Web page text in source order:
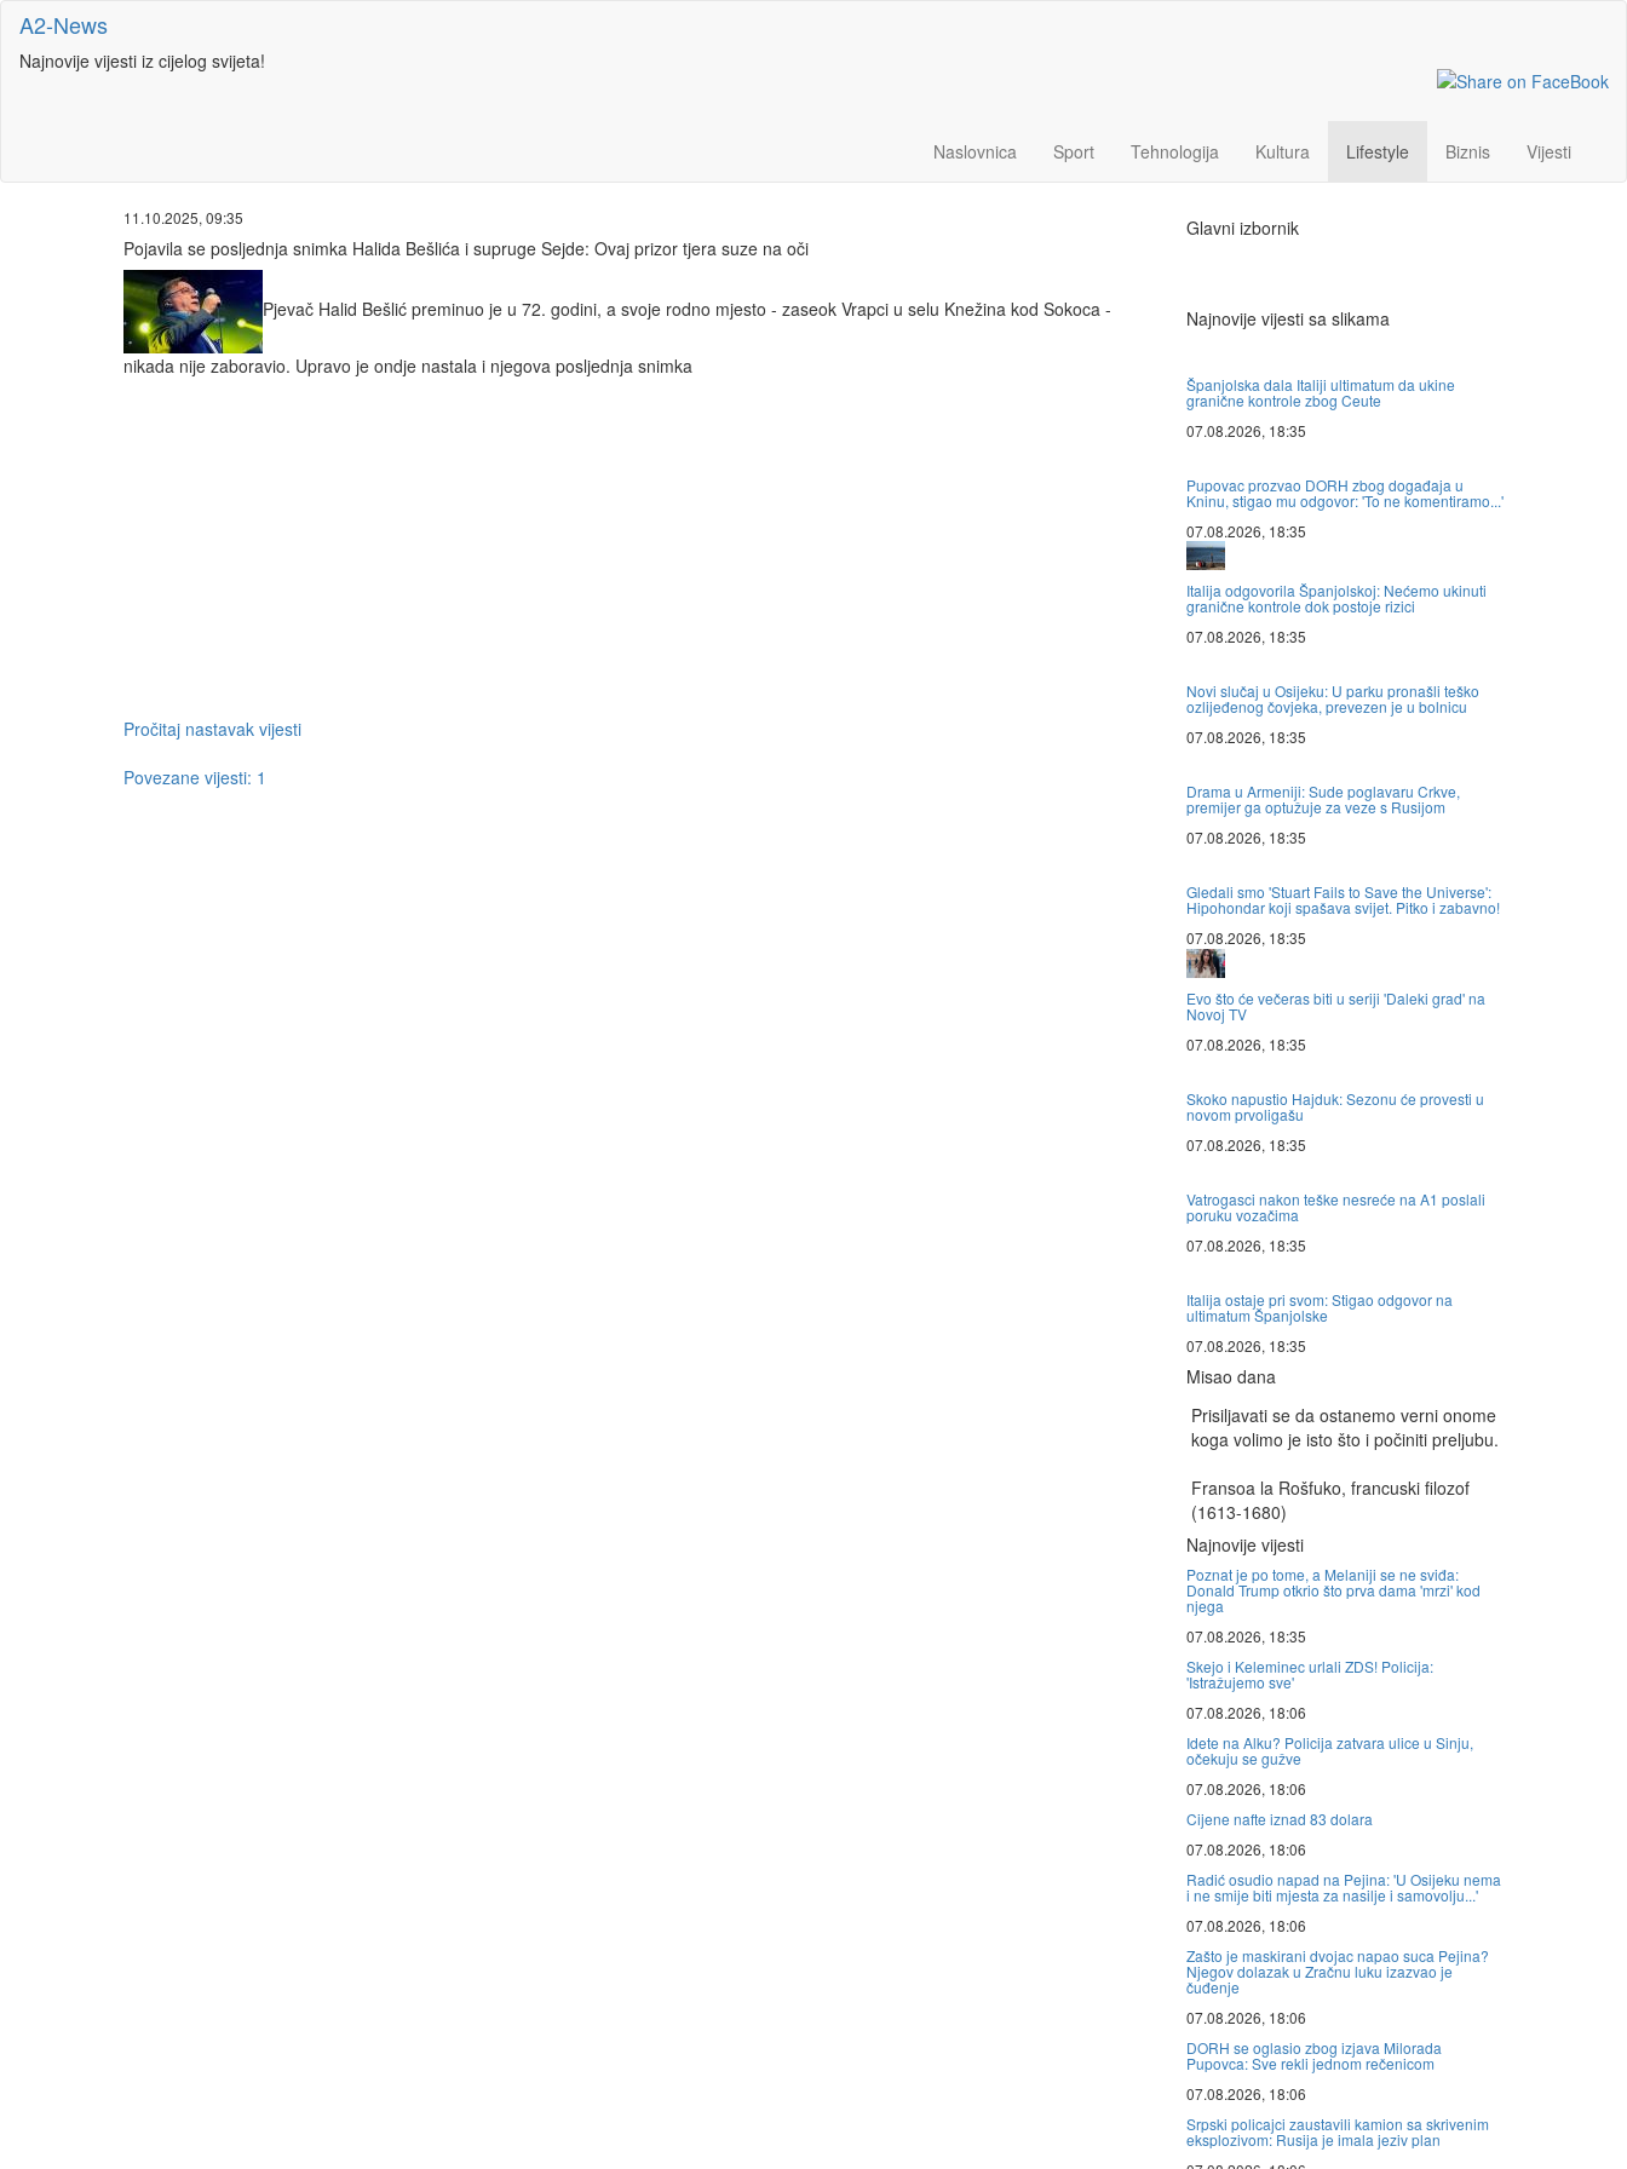
A2-News
Najnovije vijesti iz cijelog svijeta!
Naslovnica Sport Tehnologija Kultura Lifestyle Biznis Vijesti
11.10.2025, 09:35
Pojavila se posljednja snimka Halida Bešlića i supruge Sejde: Ovaj prizor tjera suze na oči
Pjevač Halid Bešlić preminuo je u 72. godini, a svoje rodno mjesto - zaseok Vrapci u selu Knežina kod Sokoca -
nikada nije zaboravio. Upravo je ondje nastala i njegova posljednja snimka
Pročitaj nastavak vijesti
Povezane vijesti: 1
Glavni izbornik
Najnovije vijesti sa slikama
Španjolska dala Italiji ultimatum da ukine
granične kontrole zbog Ceute
07.08.2026, 18:35
Pupovac prozvao DORH zbog događaja u
Kninu, stigao mu odgovor: 'To ne komentiramo...'
07.08.2026, 18:35
Italija odgovorila Španjolskoj: Nećemo ukinuti
granične kontrole dok postoje rizici
07.08.2026, 18:35
Novi slučaj u Osijeku: U parku pronašli teško
ozlijeđenog čovjeka, prevezen je u bolnicu
07.08.2026, 18:35
Drama u Armeniji: Sude poglavaru Crkve,
premijer ga optužuje za veze s Rusijom
07.08.2026, 18:35
Gledali smo 'Stuart Fails to Save the Universe':
Hipohondar koji spašava svijet. Pitko i zabavno!
07.08.2026, 18:35
Evo što će večeras biti u seriji 'Daleki grad' na
Novoj TV
07.08.2026, 18:35
Skoko napustio Hajduk: Sezonu će provesti u
novom prvoligašu
07.08.2026, 18:35
Vatrogasci nakon teške nesreće na A1 poslali
poruku vozačima
07.08.2026, 18:35
Italija ostaje pri svom: Stigao odgovor na
ultimatum Španjolske
07.08.2026, 18:35
Misao dana
Prisiljavati se da ostanemo verni onome
koga volimo je isto što i počiniti preljubu.
Fransoa la Rošfuko, francuski filozof
(1613-1680)
Najnovije vijesti
Poznat je po tome, a Melaniji se ne sviđa:
Donald Trump otkrio što prva dama 'mrzi' kod
njega
07.08.2026, 18:35
Skejo i Keleminec urlali ZDS! Policija:
'Istražujemo sve'
07.08.2026, 18:06
Idete na Alku? Policija zatvara ulice u Sinju,
očekuju se gužve
07.08.2026, 18:06
Cijene nafte iznad 83 dolara
07.08.2026, 18:06
Radić osudio napad na Pejina: 'U Osijeku nema
i ne smije biti mjesta za nasilje i samovolju...'
07.08.2026, 18:06
Zašto je maskirani dvojac napao suca Pejina?
Njegov dolazak u Zračnu luku izazvao je
čuđenje
07.08.2026, 18:06
DORH se oglasio zbog izjava Milorada
Pupovca: Sve rekli jednom rečenicom
07.08.2026, 18:06
Srpski policajci zaustavili kamion sa skrivenim
eksplozivom: Rusija je imala jeziv plan